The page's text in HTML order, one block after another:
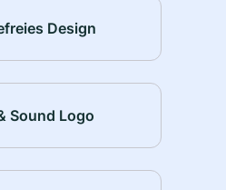
Design
Sound Logo